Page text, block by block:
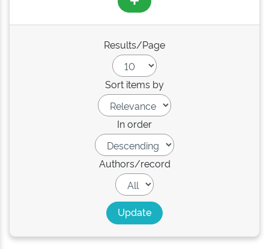
Results/Page
Sort items by
In order
Authors/record